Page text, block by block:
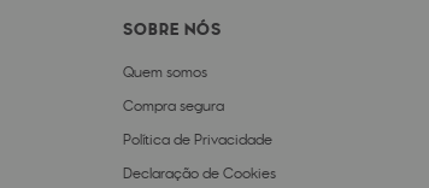
SOBRE NÓS
Quem somos
Compra segura
Política de Privacidade
Declaração de Cookies